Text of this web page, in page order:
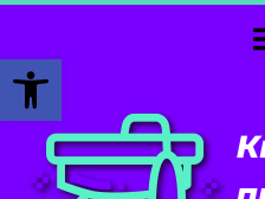
Відкрити Панель інструментів